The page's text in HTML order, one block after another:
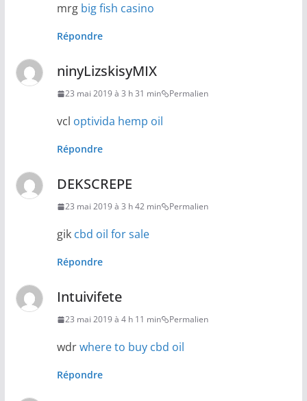
mrg big fish casino
Répondre
ninyLizskisyMIX
23 mai 2019 à 3 h 31 min Permalien
vcl optivida hemp oil
Répondre
DEKSCREPE
23 mai 2019 à 3 h 42 min Permalien
gik cbd oil for sale
Répondre
Intuivifete
23 mai 2019 à 4 h 11 min Permalien
wdrwhere to buy cbd oil
Répondre